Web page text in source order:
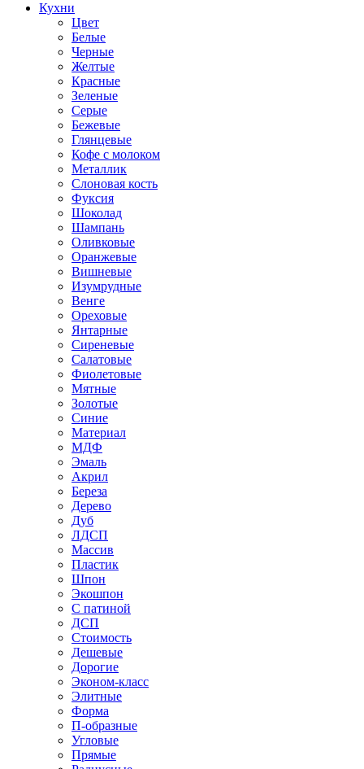
Кухни
Цвет
Белые
Черные
Желтые
Красные
Зеленые
Серые
Бежевые
Глянцевые
Кофе с молоком
Металлик
Слоновая кость
Фуксия
Шоколад
Шампань
Оливковые
Оранжевые
Вишневые
Изумрудные
Венге
Ореховые
Янтарные
Сиреневые
Салатовые
Фиолетовые
Мятные
Золотые
Синие
Материал
МДФ
Эмаль
Акрил
Береза
Дерево
Дуб
ЛДСП
Массив
Пластик
Шпон
Экошпон
С патиной
ДСП
Стоимость
Дешевые
Дорогие
Эконом-класс
Элитные
Форма
П-образные
Угловые
Прямые